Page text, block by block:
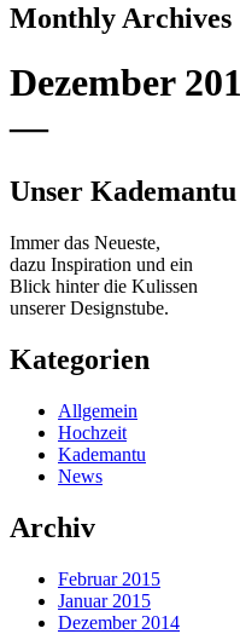
Monthly Archives
Dezember
—
Unser
Immer das Neueste,
dazu Inspiration und ein
Blick hinter die Kulissen
unserer Designstube.
Kategorien
Allgemein
Hochzeit
Kademantu
News
Archiv
Februar 2015
Januar 2015
Dezember 2014